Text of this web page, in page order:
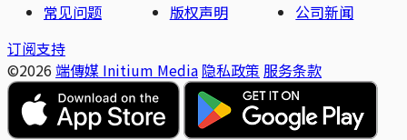
常见问题
版权声明
公司新闻
订阅支持
©2026 端傳媒 Initium Media 隐私政策 服务条款